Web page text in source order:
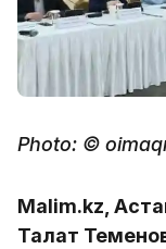
Photo: ©
Malim.kz,
Талғат